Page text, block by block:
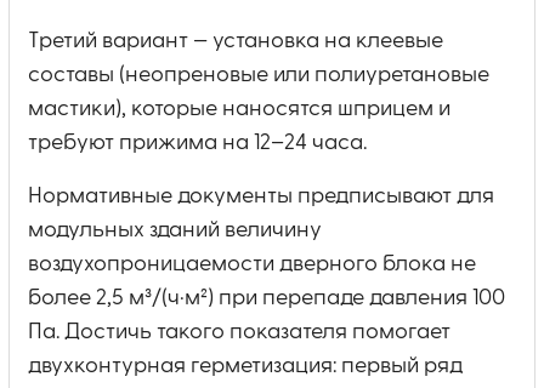
Третий вариант — установка на клеевые
составы (неопреновые или полиуретановые
мастики), которые наносятся шприцем и
требуют прижима на 12–24 часа.
Нормативные документы предписывают для
модульных зданий величину
воздухопроницаемости дверного блока не
более 2,5 м³/(ч·м²) при перепаде давления 100
Па. Достичь такого показателя помогает
двухконтурная герметизация: первый ряд